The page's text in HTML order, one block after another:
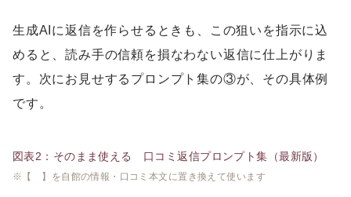
生成AIに返信を作らせるときも、この狙いを指示に込
めると、読み手の信頼を損なわない返信に仕上がりま
す。次にお見せするプロンプト集の③が、その具体例
です。
図表2：そのまま使える 口コミ返信プロンプト集（最新版）
※【 】を自館の情報・口コミ本文に置き換えて使います